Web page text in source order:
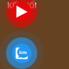
KẾT NỐI